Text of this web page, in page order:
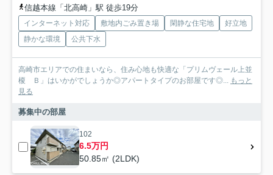
信越本線「北高崎」駅 徒歩19分
インターネット対応 敷地内ごみ置き場 閑静な住宅地
好立地
静かな環境
公共下水
高崎市エリアでの住まいなら、住み心地も快適な「プリムヴェール上並
榎 Ｂ」はいかがでしょうか◎アパートタイプのお部屋です◎... もっと
見る
募集中の部屋
102
6.5万円
50.85㎡ (2LDK)